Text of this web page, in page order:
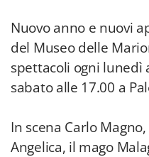
Nuovo anno e nuovi
del Museo delle
spettacoli ogni lunedì
sabato alle 17.00 a
In scena Carlo
Angelica, il mago